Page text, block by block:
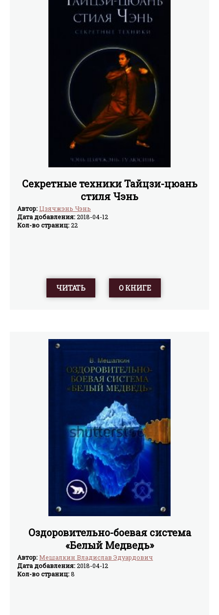
Секретные техники Тайцзи-цюань
стиля Чэнь
Автор:Цзячжэнь Чэнь
Дата добавления:2018-04-12
Кол-во страниц:22
ЧИТАТЬ О КНИГЕ
Оздоровительно-боевая система
«Белый Медведь»
Автор:Мешалкин Владислав Эдуардович
Дата добавления:2018-04-12
Кол-во страниц:8